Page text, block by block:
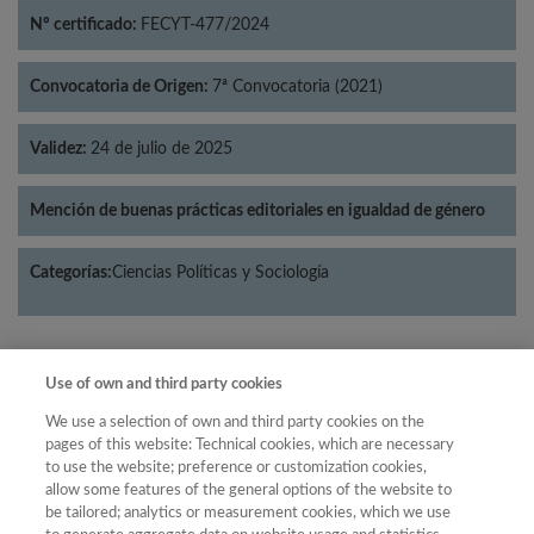
Nº certificado: FECYT-477/2024
Convocatoria de Origen: 7ª Convocatoria (2021)
Validez: 24 de julio de 2025
Mención de buenas prácticas editoriales en igualdad de género
Categorías:Ciencias Políticas y Sociología
Año
Año Filtrar
Use of own and third party cookies
We use a selection of own and third party cookies on the
pages of this website: Technical cookies, which are necessary
to use the website; preference or customization cookies,
allow some features of the general options of the website to
be tailored; analytics or measurement cookies, which we use